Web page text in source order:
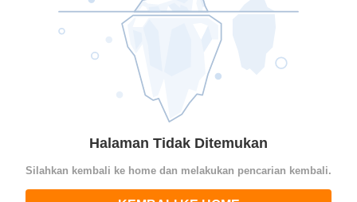
Halaman Tidak Ditemukan
Silahkan kembali ke home dan melakukan pencarian kembali.